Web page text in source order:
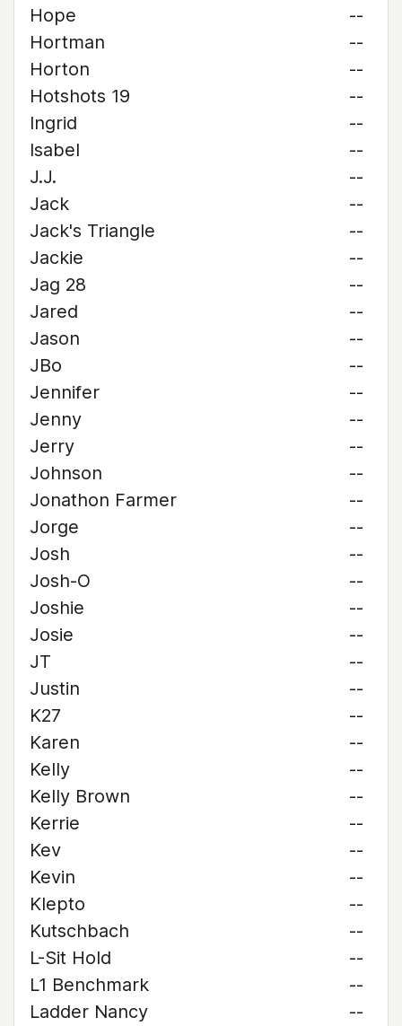
Hope
--
Hortman
--
Horton
--
Hotshots 19
--
Ingrid
--
Isabel
--
J.J.
--
Jack
--
Jack's Triangle
--
Jackie
--
Jag 28
--
Jared
--
Jason
--
JBo
--
Jennifer
--
Jenny
--
Jerry
--
Johnson
--
Jonathon Farmer
--
Jorge
--
Josh
--
Josh-O
--
Joshie
--
Josie
--
JT
--
Justin
--
K27
--
Karen
--
Kelly
--
Kelly Brown
--
Kerrie
--
Kev
--
Kevin
--
Klepto
--
Kutschbach
--
L-Sit Hold
--
L1 Benchmark
--
Ladder Nancy
--